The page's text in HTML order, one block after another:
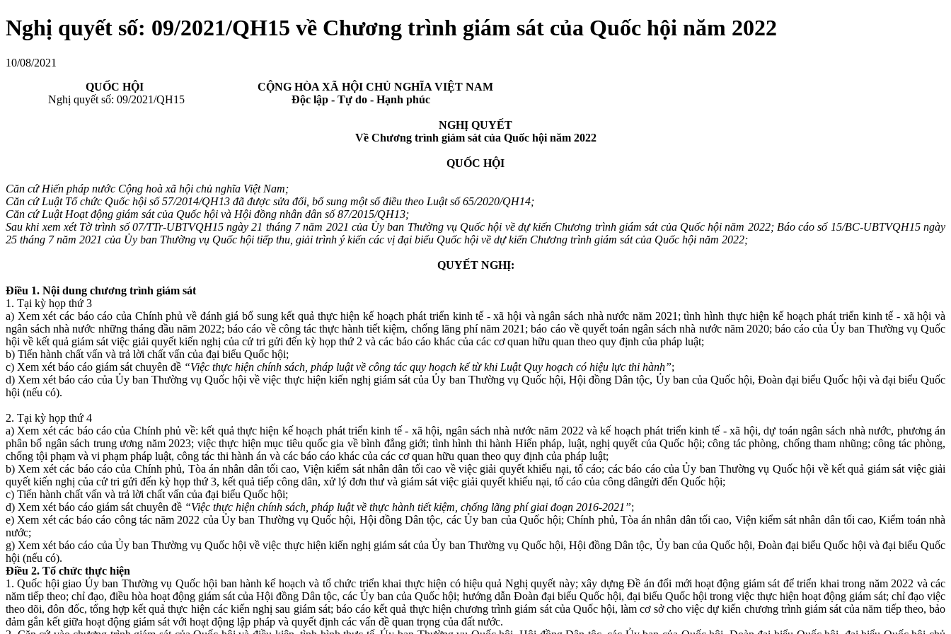
Nghị quyết số: 09/2021/QH15 về Chương trình giám sát của Quốc hội năm 2022
10/08/2021
QUỐC HỘI
Nghị quyết số: 09/2021/QH15
CỘNG HÒA XÃ HỘI CHỦ NGHĨA VIỆT NAM
Độc lập - Tự do - Hạnh phúc
NGHỊ QUYẾT
Về Chương trình giám sát của Quốc hội năm 2022
QUỐC HỘI
Căn cứ Hiến pháp nước Cộng hoà xã hội chủ nghĩa Việt Nam;
Căn cứ Luật Tổ chức Quốc hội số 57/2014/QH13 đã được sửa đổi, bổ sung một số điều theo Luật số 65/2020/QH14;
Căn cứ Luật Hoạt động giám sát của Quốc hội và Hội đồng nhân dân số 87/2015/QH13;
Sau khi xem xét Tờ trình số 07/TTr-UBTVQH15 ngày 21 tháng 7 năm 2021 của Ủy ban Thường vụ Quốc hội về dự kiến Chương trình giám sát của Quốc hội năm 2022; Báo cáo số 15/BC-UBTVQH15 ngày
25 tháng 7 năm 2021 của Ủy ban Thường vụ Quốc hội tiếp thu, giải trình ý kiến các vị đại biểu Quốc hội về dự kiến Chương trình giám sát của Quốc hội năm 2022;
QUYẾT NGHỊ:
Điều 1. Nội dung chương trình giám sát
1. Tại kỳ họp thứ 3
a) Xem xét các báo cáo của Chính phủ về đánh giá bổ sung kết quả thực hiện kế hoạch phát triển kinh tế - xã hội và ngân sách nhà nước năm 2021; tình hình thực hiện kế hoạch phát triển kinh tế - xã hội và
ngân sách nhà nước những tháng đầu năm 2022; báo cáo về công tác thực hành tiết kiệm, chống lãng phí năm 2021; báo cáo về quyết toán ngân sách nhà nước năm 2020; báo cáo của Ủy ban Thường vụ Quốc
hội về kết quả giám sát việc giải quyết kiến nghị của cử tri gửi đến kỳ họp thứ 2 và các báo cáo khác của các cơ quan hữu quan theo quy định của pháp luật;
b) Tiến hành chất vấn và trả lời chất vấn của đại biểu Quốc hội;
c) Xem xét báo cáo giám sát chuyên đề “Việc thực hiện chính sách, pháp luật về công tác quy hoạch kể từ khi Luật Quy hoạch có hiệu lực thi hành”;
d) Xem xét báo cáo của Ủy ban Thường vụ Quốc hội về việc thực hiện kiến nghị giám sát của Ủy ban Thường vụ Quốc hội, Hội đồng Dân tộc, Ủy ban của Quốc hội, Đoàn đại biểu Quốc hội và đại biểu Quốc
hội (nếu có).
2. Tại kỳ họp thứ 4
a) Xem xét các báo cáo của Chính phủ về: kết quả thực hiện kế hoạch phát triển kinh tế - xã hội, ngân sách nhà nước năm 2022 và kế hoạch phát triển kinh tế - xã hội, dự toán ngân sách nhà nước, phương án
phân bổ ngân sách trung ương năm 2023; việc thực hiện mục tiêu quốc gia về bình đẳng giới; tình hình thi hành Hiến pháp, luật, nghị quyết của Quốc hội; công tác phòng, chống tham nhũng; công tác phòng,
chống tội phạm và vi phạm pháp luật, công tác thi hành án và các báo cáo khác của các cơ quan hữu quan theo quy định của pháp luật;
b) Xem xét các báo cáo của Chính phủ, Tòa án nhân dân tối cao, Viện kiểm sát nhân dân tối cao về việc giải quyết khiếu nại, tố cáo; các báo cáo của Ủy ban Thường vụ Quốc hội về kết quả giám sát việc giải
quyết kiến nghị của cử tri gửi đến kỳ họp thứ 3, kết quả tiếp công dân, xử lý đơn thư và giám sát việc giải quyết khiếu nại, tố cáo của công dângửi đến Quốc hội;
c) Tiến hành chất vấn và trả lời chất vấn của đại biểu Quốc hội;
d) Xem xét báo cáo giám sát chuyên đề “Việc thực hiện chính sách, pháp luật về thực hành tiết kiệm, chống lãng phí giai đoạn 2016-2021”;
e) Xem xét các báo cáo công tác năm 2022 của Ủy ban Thường vụ Quốc hội, Hội đồng Dân tộc, các Ủy ban của Quốc hội; Chính phủ, Tòa án nhân dân tối cao, Viện kiểm sát nhân dân tối cao, Kiểm toán nhà
nước;
g) Xem xét báo cáo của Ủy ban Thường vụ Quốc hội về việc thực hiện kiến nghị giám sát của Ủy ban Thường vụ Quốc hội, Hội đồng Dân tộc, Ủy ban của Quốc hội, Đoàn đại biểu Quốc hội và đại biểu Quốc
hội (nếu có).
Điều 2. Tổ chức thực hiện
1. Quốc hội giao Ủy ban Thường vụ Quốc hội ban hành kế hoạch và tổ chức triển khai thực hiện có hiệu quả Nghị quyết này; xây dựng Đề án đổi mới hoạt động giám sát để triển khai trong năm 2022 và các
năm tiếp theo; chỉ đạo, điều hòa hoạt động giám sát của Hội đồng Dân tộc, các Ủy ban của Quốc hội; hướng dẫn Đoàn đại biểu Quốc hội, đại biểu Quốc hội trong việc thực hiện hoạt động giám sát; chỉ đạo việc
theo dõi, đôn đốc, tổng hợp kết quả thực hiện các kiến nghị sau giám sát; báo cáo kết quả thực hiện chương trình giám sát của Quốc hội, làm cơ sở cho việc dự kiến chương trình giám sát của năm tiếp theo, bảo
đảm gắn kết giữa hoạt động giám sát với hoạt động lập pháp và quyết định các vấn đề quan trọng của đất nước.